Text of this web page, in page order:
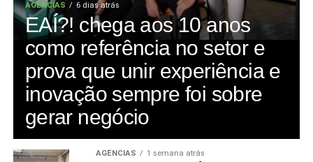
AGÊNCIAS 6 dias atrás
EAÍ?! chega aos 10 anos
como referência no setor e
prova que unir experiência e
inovação sempre foi sobre
gerar negócio
AGÊNCIAS 1 semana atrás